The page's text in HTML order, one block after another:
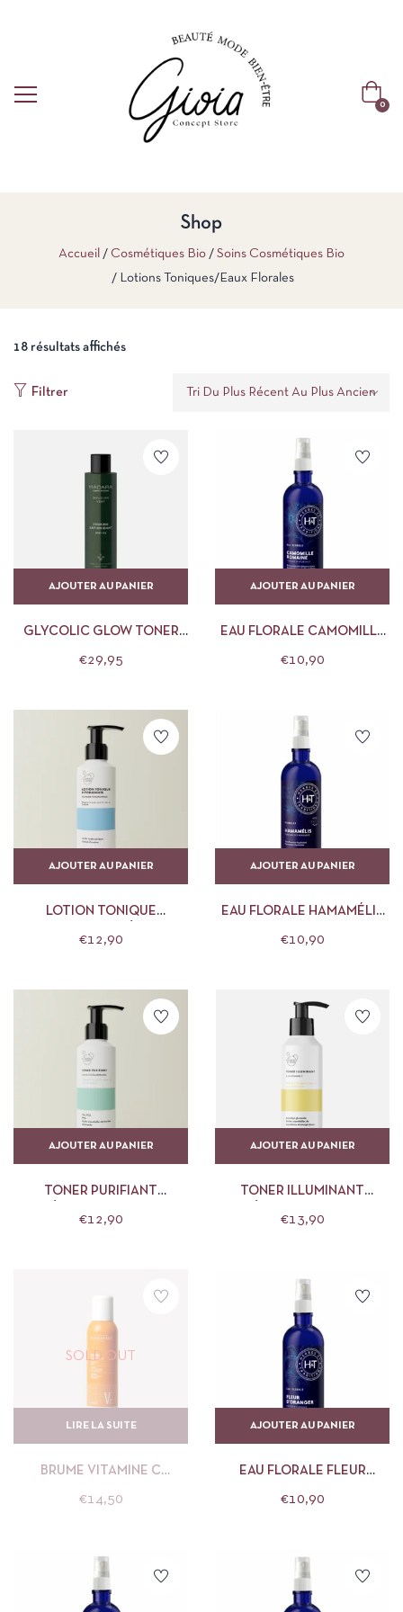
0
Shop
Accueil Cosmétiques Bio
Soins Cosmétiques Bio
Lotions Toniques/Eaux Florales
18 résultats affichés
Filtrer
AJOUTER AU PANIER
GLYCOLIC GLOW TONER
€29,95
AJOUTER AU PANIER
EAU FLORALE CAMOMILLE
TRADITIONS
€10,90
AJOUTER AU PANIER
LOTION TONIQUE
ET VIVIEN 150 ML
€12,90
AJOUTER AU PANIER
EAU FLORALE HAMAMÉLIS
€10,90
AJOUTER AU PANIER
TONER PURIFIANT
€12,90
AJOUTER AU PANIER
TONER ILLUMINANT
€13,90
SOLD OUT
LIRE LA SUITE
BRUME VITAMINE C
€14,50
AJOUTER AU PANIER
EAU FLORALE FLEUR
TRADITIONS
€10,90